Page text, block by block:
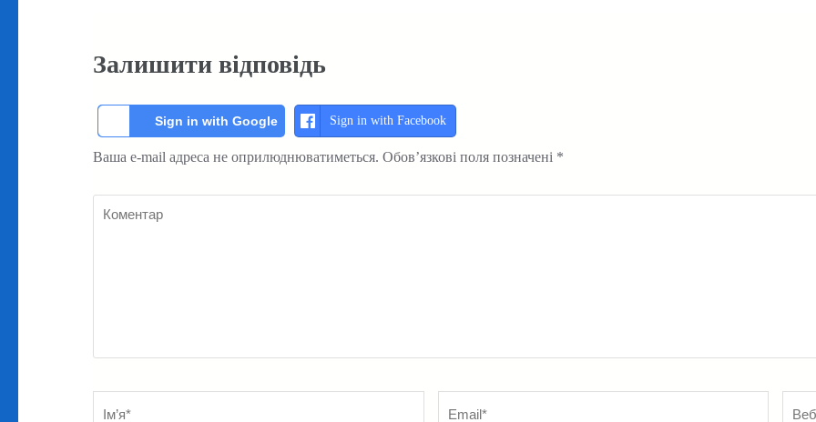
Залишити відповідь
Sign in with Google Sign in with Facebook
Ваша e-mail адреса не оприлюднюватиметься. Обов’язкові поля позначені *
Коментар